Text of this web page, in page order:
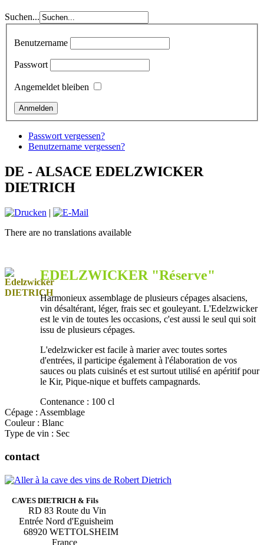
Suchen...
Benutzername
Passwort
Angemeldet bleiben
Passwort vergessen?
Benutzername vergessen?
DE - ALSACE EDELZWICKER
DIETRICH
|
There are no translations available
EDELZWICKER "Réserve"
Harmonieux assemblage de plusieurs cépages alsaciens,
vin désaltérant, léger, frais sec et gouleyant. L'Edelzwicker
est le vin de toutes les occasions, c'est aussi le seul qui soit
issu de plusieurs cépages.
L'edelzwicker est facile à marier avec toutes sortes
d'entrées, il participe également à l'élaboration de vos
sauces ou plats cuisinés et est surtout utilisé en apéritif pour
le Kir, Pique-nique et buffets campagnards.
Contenance : 100 cl
Cépage : Assemblage
Couleur : Blanc
Type de vin : Sec
contact
CAVES DIETRICH & Fils
RD 83 Route du Vin
Entrée Nord d'Eguisheim
68920 WETTOLSHEIM
France